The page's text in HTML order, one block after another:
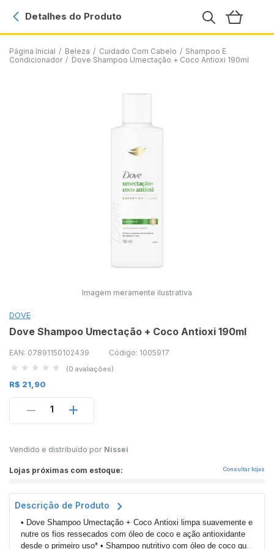
Página Inicial / Beleza / Cuidado Com Cabelo / Shampoo E
Condicionador / Dove Shampoo Umectação + Coco Antioxi 190ml
Detalhes do Produto
Imagem meramente ilustrativa
DOVE
Dove Shampoo Umectação + Coco Antioxi 190ml
EAN: 07891150102439 Código: 1005917
(0 avaliações)
R$ 21,90
1
Vendido e distribuído por Nissei
Lojas próximas com estoque: Consultar lojas
Descrição de Produto
• Dove Shampoo Umectação + Coco Antioxi limpa suavemente e
nutre os fios ressecados com óleo de coco e ação antioxidante
desde o primeiro uso* • Shampoo nutritivo com óleo de coco que